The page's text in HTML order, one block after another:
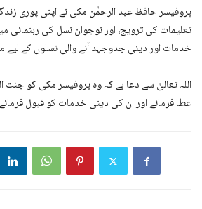
پروفیسر حافظ عبد الرحمٰن مکی نے اپنی پوری
تعلیمات کی ترویج، اور نوجوان نسل کی رہنمائی
خدمات اور دینی جدوجہد آنے والی نسلوں کے لیے
اللہ تعالیٰ سے دعا ہے کہ وہ پروفیسر مکی کو جنت
عطا فرمائے اور ان کی دینی خدمات کو قبول